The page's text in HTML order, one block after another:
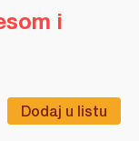
Dodaj u listu
i